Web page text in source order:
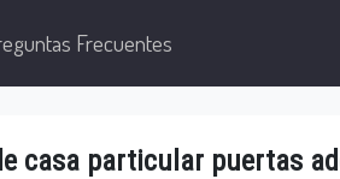
Frecuentes
casa particular puertas